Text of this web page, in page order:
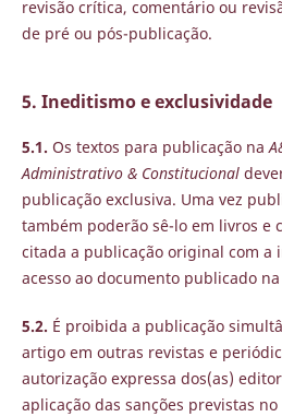
revisão crítica, comentário ou
de pré ou pós-publicação.
5. Ineditismo e exclusividade
5.1. Os textos para publicação na
Administrativo & Constitucional
publicação exclusiva. Uma vez
também poderão sê-lo em livros e
citada a publicação original com a
acesso ao documento publicado
5.2. É proibida a publicação
artigo em outras revistas e
autorização expressa dos(as)
aplicação das sanções previstas no